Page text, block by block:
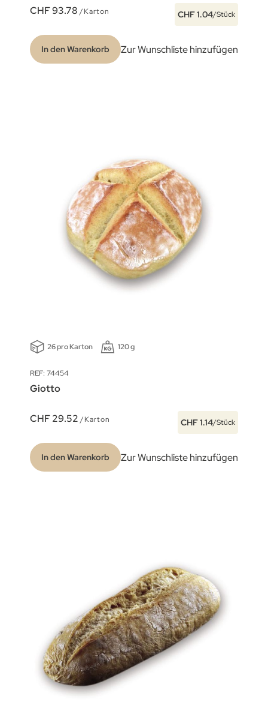
CHF 93.78 /Karton CHF 1.04/Stück
In den Warenkorb Zur Wunschliste hinzufügen
26 pro Karton 120 g
REF: 74454
Giotto
CHF 29.52 /Karton CHF 1.14/Stück
In den Warenkorb Zur Wunschliste hinzufügen